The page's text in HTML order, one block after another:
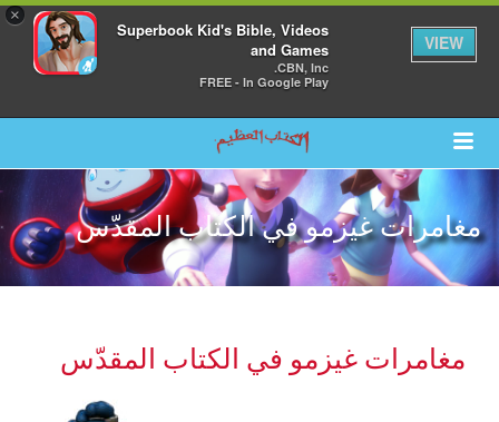
×
Superbook Kid's Bible, Videos
and Games
CBN, Inc.
FREE - In Google Play
VIEW
مغامرات غيزمو في الكتاب المقدّس
مغامرات غيزمو في الكتاب المقدّس